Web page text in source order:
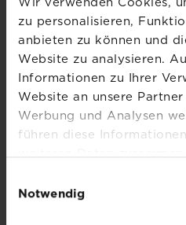
zu personalisieren,
anbieten zu können und
Website zu analysieren.
Informationen zu Ihrer
Website an unsere
Werbung und Analysen
führen diese
weiteren Daten
Nutzung der Dienste
Notwendig
beliebteres Kraut für den
Kräuteranbau. Es liefert
grüne Blätter als auch
Koriander, auch
Jetzt ansehen